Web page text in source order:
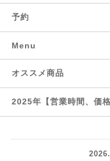
予約
Menu
オススメ商品
2025年【営業時間、価